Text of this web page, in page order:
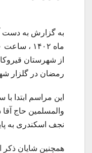
رمضان در گلزار
این مراسم ابتدا
والمسلمین حاج
نجف اسکندری به
همچنین شایان ذکر